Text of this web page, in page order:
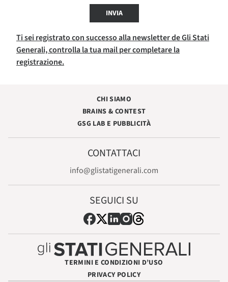
INVIA
Ti sei registrato con successo alla newsletter de Gli Stati
Generali, controlla la tua mail per completare la
registrazione.
CHI SIAMO
BRAINS & CONTEST
GSG LAB E PUBBLICITÀ
CONTATTACI
info@glistatigenerali.com
SEGUICI SU
TERMINI E CONDIZIONI D’USO
PRIVACY POLICY